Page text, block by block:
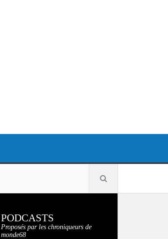
PODCASTS
Proposés par les chroniqueurs de
monde68